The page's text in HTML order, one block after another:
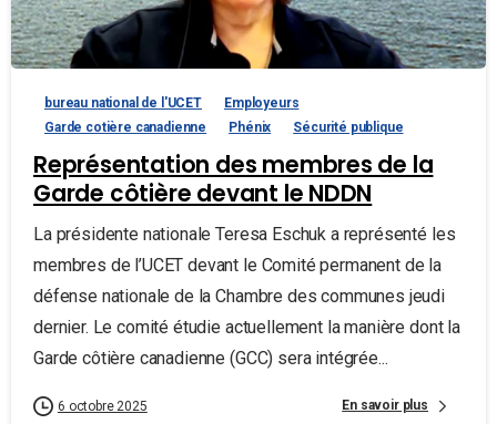
bureau national de l'UCET
Employeurs
Garde cotière canadienne
Phénix Sécurité publique
Représentation des membres de la
Garde côtière devant le NDDN
La présidente nationale Teresa Eschuk a représenté les
membres de l’UCET devant le Comité permanent de la
défense nationale de la Chambre des communes jeudi
dernier. Le comité étudie actuellement la manière dont la
Garde côtière canadienne (GCC) sera intégrée...
6 octobre 2025 En savoir plus